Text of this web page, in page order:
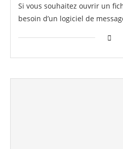
Si vous souhaitez ouvrir un
besoin d’un logiciel de